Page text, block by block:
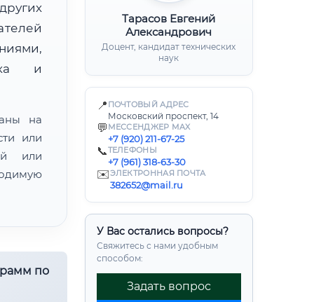
Тарасов Евгений
Александрович
Доцент, кандидат технических
наук
📍 ПОЧТОВЫЙ АДРЕС
Московский проспект, 14
💬 МЕССЕНДЖЕР MAX
+7 (920) 211-67-25
📞ТЕЛЕФОНЫ
+7 (961) 318-63-30
✉️ЭЛЕКТРОННАЯ ПОЧТА
382652@mail.ru
У Вас остались вопросы?
Свяжитесь с нами удобным
способом:
Задать вопрос
и
на
или
или
по